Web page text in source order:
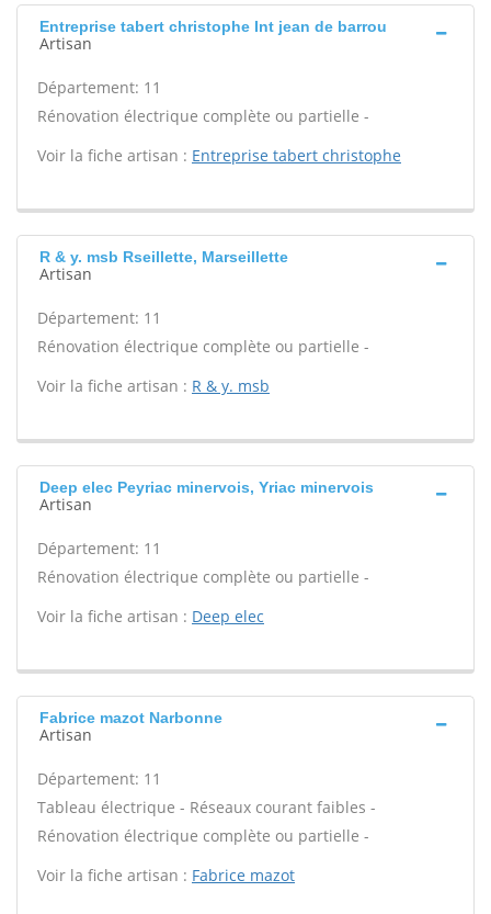
Entreprise tabert christophe Int jean de barrou
Artisan
Département: 11
Rénovation électrique complète ou partielle -
Voir la fiche artisan : Entreprise tabert christophe
R & y. msb Rseillette, Marseillette
Artisan
Département: 11
Rénovation électrique complète ou partielle -
Voir la fiche artisan : R & y. msb
Deep elec Peyriac minervois, Yriac minervois
Artisan
Département: 11
Rénovation électrique complète ou partielle -
Voir la fiche artisan : Deep elec
Fabrice mazot Narbonne
Artisan
Département: 11
Tableau électrique - Réseaux courant faibles -
Rénovation électrique complète ou partielle -
Voir la fiche artisan : Fabrice mazot